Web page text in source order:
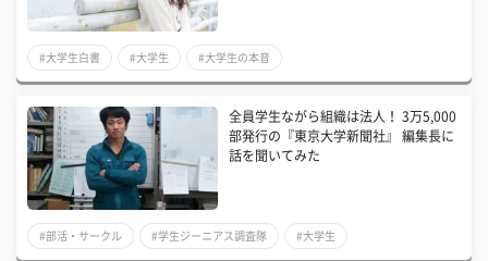
#大学生白書 #大学生 #大学生の本音
全員学生ながら組織は法人！ 3万5,000
部発行の『東京大学新聞社』 編集長に
話を聞いてみた
#部活・サークル #学生ジーニアス調査隊 #大学生